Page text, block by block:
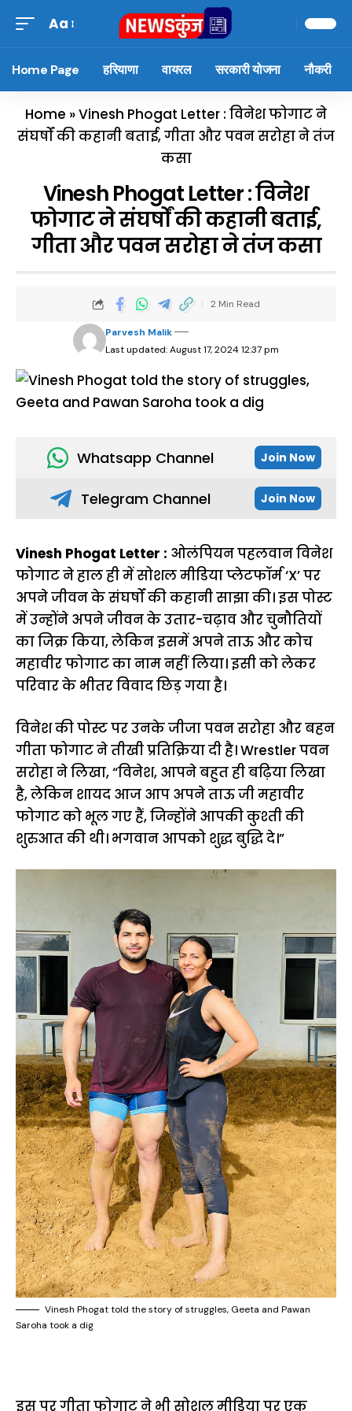
Aa
Home Page हरियाणा वायरल सरकारी योजना नौकरी
Home »Vinesh Phogat Letter : विनेश फोगाट ने
संघर्षों की कहानी बताई, गीता और पवन सरोहा ने तंज
कसा
Vinesh Phogat Letter : विनेश
फोगाट ने संघर्षों की कहानी बताई,
गीता और पवन सरोहा ने तंज कसा
Last updated: August 17, 2024 12:37 pm
Parvesh Malik
2 Min Read
Whatsapp Channel Join Now
Telegram Channel Join Now
Vinesh Phogat Letter : ओलंपियन पहलवान विनेश
फोगाट ने हाल ही में सोशल मीडिया प्लेटफॉर्म ‘X’ पर
अपने जीवन के संघर्षों की कहानी साझा की। इस पोस्ट
में उन्होंने अपने जीवन के उतार-चढ़ाव और चुनौतियों
का जिक्र किया, लेकिन इसमें अपने ताऊ और कोच
महावीर फोगाट का नाम नहीं लिया। इसी को लेकर
परिवार के भीतर विवाद छिड़ गया है।
विनेश की पोस्ट पर उनके जीजा पवन सरोहा और बहन
गीता फोगाट ने तीखी प्रतिक्रिया दी है। Wrestler पवन
सरोहा ने लिखा, “विनेश, आपने बहुत ही बढ़िया लिखा
है, लेकिन शायद आज आप अपने ताऊ जी महावीर
फोगाट को भूल गए हैं, जिन्होंने आपकी कुश्ती की
शुरुआत की थी। भगवान आपको शुद्ध बुद्धि दे।”
Vinesh Phogat told the story of struggles, Geeta and Pawan
Saroha took a dig
इस पर गीता फोगाट ने भी सोशल मीडिया पर एक